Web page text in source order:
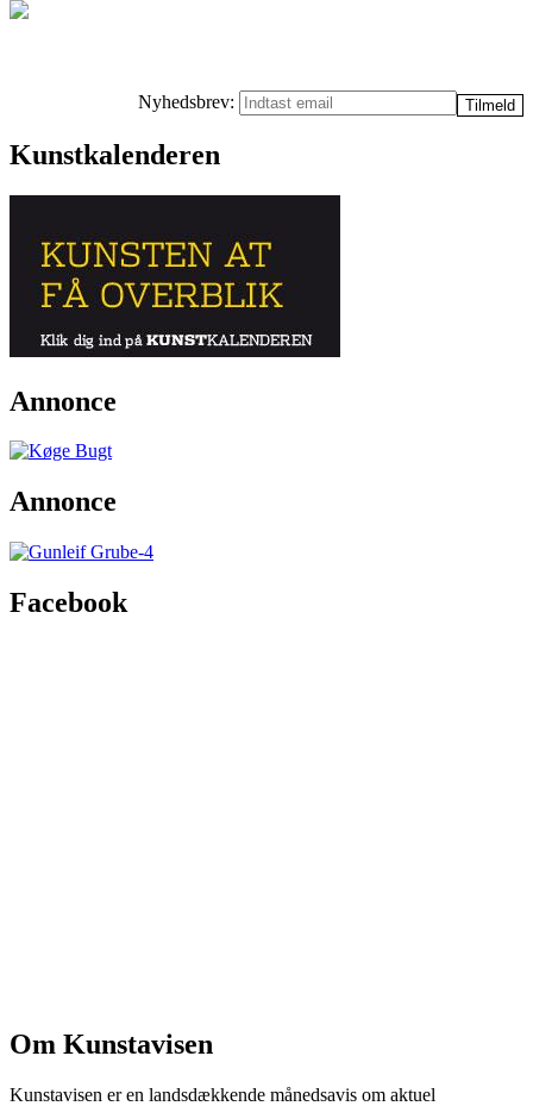
Nyhedsbrev:
Kunstkalenderen
Annonce
Annonce
Facebook
Om Kunstavisen
Kunstavisen er en landsdækkende månedsavis om aktuel